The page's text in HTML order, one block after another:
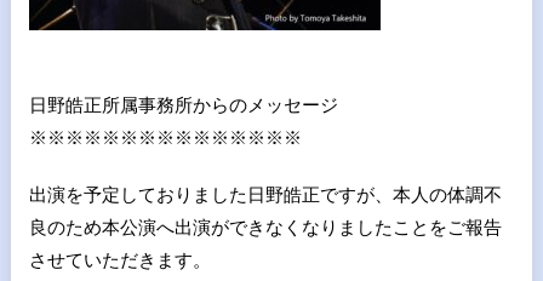
日野皓正所属事務所からのメッセージ
※※※※※※※※※※※※※※※
出演を予定しておりました日野皓正ですが、 本人の体調不
良のため本公演へ出演ができなくなりましたことをご報告
させていただきます。